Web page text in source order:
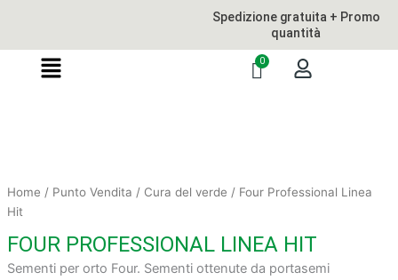
contenuto
Spedizione gratuita + Promo
quantità
Home / Punto Vendita / Cura del verde / Four Professional Linea
Hit
FOUR PROFESSIONAL LINEA HIT
Sementi per orto Four. Sementi ottenute da portasemi